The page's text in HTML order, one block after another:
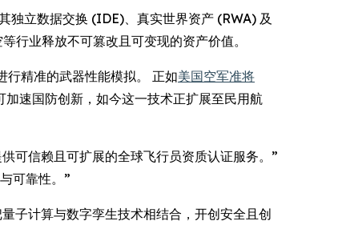
立数据交换 (IDE)、真实世界资产 (RWA) 及
行业释放不可篡改且可变现的资产价值。
精准的武器性能模拟。 正如美国空军准将
加速国防创新，如今这一技术正扩展至民用航
信赖且可扩展的全球飞行员资质认证服务。”
可靠性。”
子计算与数字孪生技术相结合，开创安全且创